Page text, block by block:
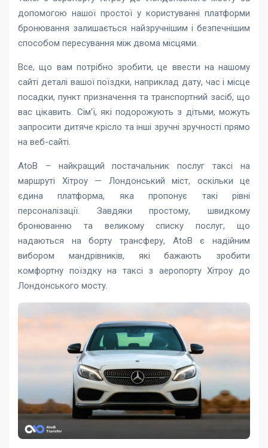
допомогою нашої простої у користуванні платформи
бронювання залишається найзручнішим і безпечнішим
способом пересування між двома місцями.
Все, що вам потрібно зробити, це ввести на нашому
сайті деталі вашої поїздки, наприклад дату, час і місце
посадки, пункт призначення та транспортний засіб, що
вас цікавить. Сім’ї, які подорожують з дітьми, можуть
запросити дитяче крісло та інші зручні зручності прямо
на веб-сайті.
AtoB – найкращий постачальник послуг таксі на
маршруті Хітроу — Лондонський міст, оскільки це
єдина платформа, яка пропонує такі рівні
персоналізації. Завдяки простому, швидкому
бронюванню та великому списку послуг, що
надаються на борту трансферу, AtoB є надійним
вибором мандрівників, які бажають зробити
комфортну поїздку на таксі з аеропорту Хітроу до
Лондонського мосту.